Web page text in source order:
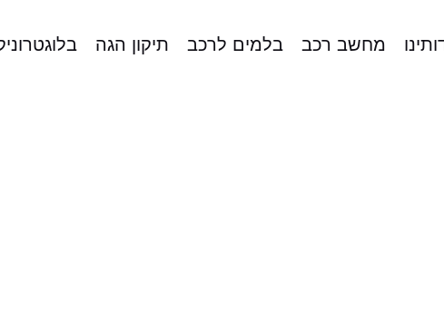
מחשב רכב בלמים לרכב תיקון הגה